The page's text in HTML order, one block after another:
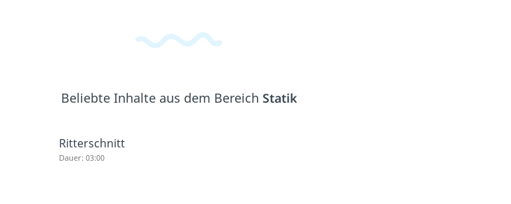
Beliebte Inhalte aus dem Bereich Statik
Ritterschnitt
Dauer: 03:00